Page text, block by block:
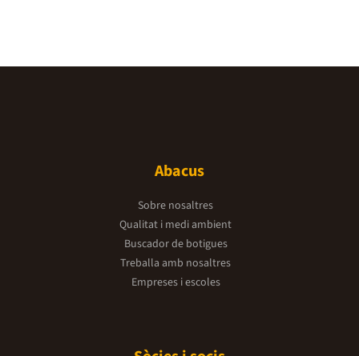
Abacus
Sobre nosaltres
Qualitat i medi ambient
Buscador de botigues
Treballa amb nosaltres
Empreses i escoles